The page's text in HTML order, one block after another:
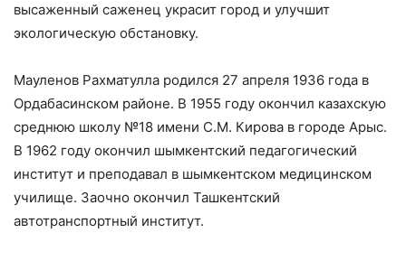
высаженный саженец украсит город и улучшит
экологическую обстановку.
Мауленов Рахматулла родился 27 апреля 1936 года в
Ордабасинском районе. В 1955 году окончил казахскую
среднюю школу №18 имени С.М. Кирова в городе Арыс.
В 1962 году окончил шымкентский педагогический
институт и преподавал в шымкентском медицинском
училище. Заочно окончил Ташкентский
автотранспортный институт.